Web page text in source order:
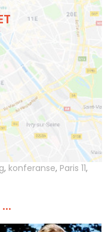
, konferanse, Paris 11,